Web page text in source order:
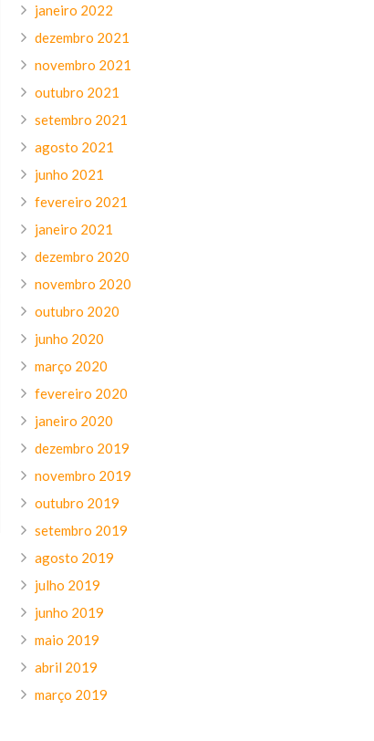
janeiro 2022
dezembro 2021
novembro 2021
outubro 2021
setembro 2021
agosto 2021
junho 2021
fevereiro 2021
janeiro 2021
dezembro 2020
novembro 2020
outubro 2020
junho 2020
março 2020
fevereiro 2020
janeiro 2020
dezembro 2019
novembro 2019
outubro 2019
setembro 2019
agosto 2019
julho 2019
junho 2019
maio 2019
abril 2019
março 2019